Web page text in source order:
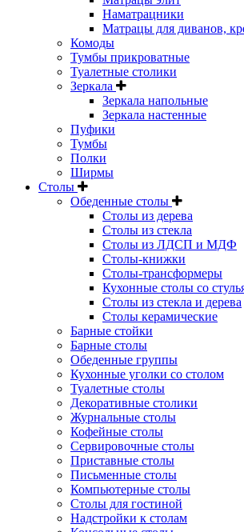
Наматрацники
Матрацы для диванов,
Комоды
Тумбы прикроватные
Туалетные столики
Зеркала
Зеркала напольные
Зеркала настенные
Пуфики
Тумбы
Полки
Ширмы
Столы
Обеденные столы
Столы из дерева
Столы из стекла
Столы из ЛДСП и МДФ
Столы-книжки
Столы-трансформеры
Кухонные столы со
Столы из стекла и дерева
Столы керамические
Барные стойки
Барные столы
Обеденные группы
Кухонные уголки со столом
Туалетные столы
Декоративные столики
Журнальные столы
Кофейные столы
Сервировочные столы
Приставные столы
Письменные столы
Компьютерные столы
Столы для гостиной
Надстройки к столам